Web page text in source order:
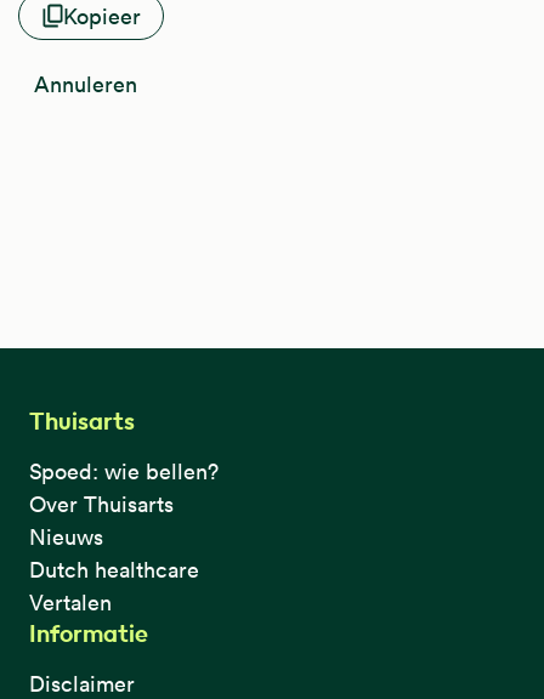
Kopieer
Annuleren
Thuisarts
Spoed: wie bellen?
Over Thuisarts
Nieuws
Dutch healthcare
Vertalen
Informatie
Disclaimer